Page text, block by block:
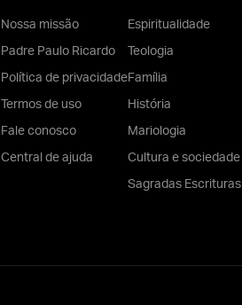
Nossa missão
Padre Paulo Ricardo
Política de privacidade
Termos de uso
Fale conosco
Central de ajuda
Espiritualidade
Teologia
Família
História
Mariologia
Cultura e sociedade
Sagradas Escrituras